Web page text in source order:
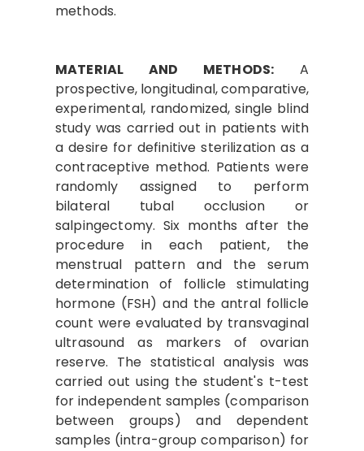
methods.
MATERIAL AND METHODS: A
prospective, longitudinal, comparative,
experimental, randomized, single blind
study was carried out in patients with
a desire for definitive sterilization as a
contraceptive method. Patients were
randomly assigned to perform
bilateral tubal occlusion or
salpingectomy. Six months after the
procedure in each patient, the
menstrual pattern and the serum
determination of follicle stimulating
hormone (FSH) and the antral follicle
count were evaluated by transvaginal
ultrasound as markers of ovarian
reserve. The statistical analysis was
carried out using the student's t-test
for independent samples (comparison
between groups) and dependent
samples (intra-group comparison) for